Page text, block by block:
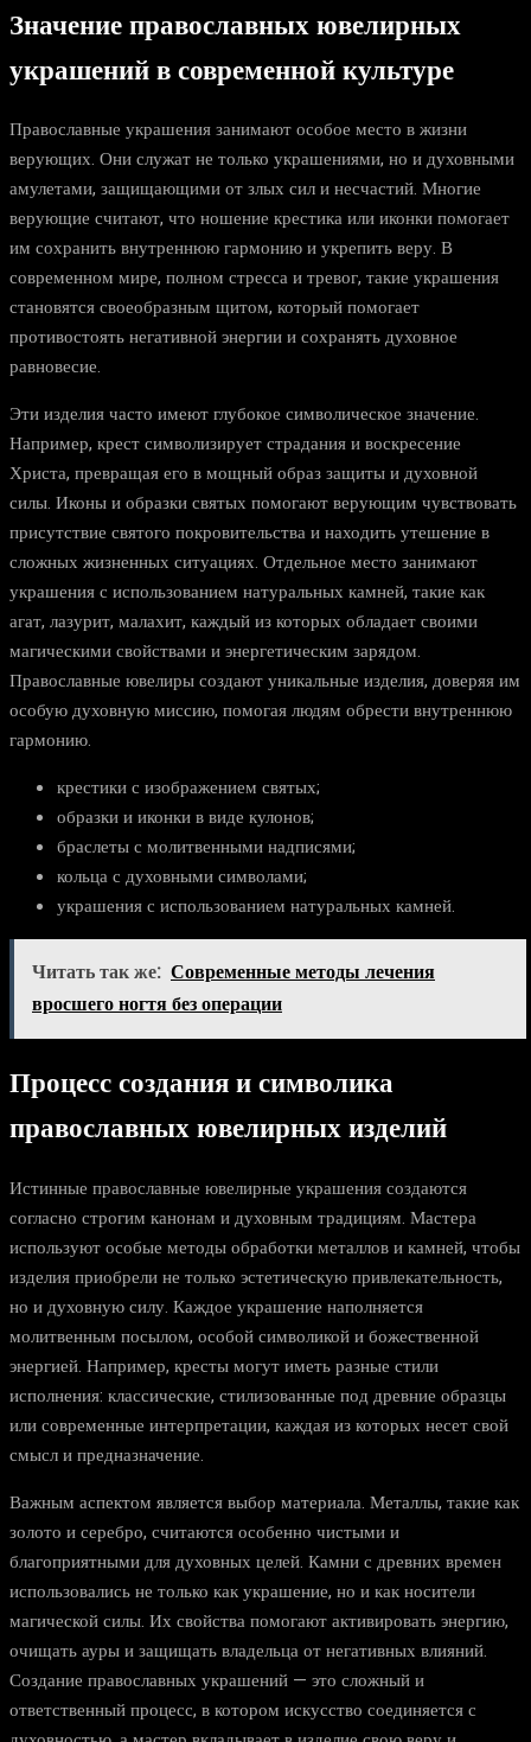
Значение православных ювелирных
украшений в современной культуре
Православные украшения занимают особое место в жизни
верующих. Они служат не только украшениями, но и духовными
амулетами, защищающими от злых сил и несчастий. Многие
верующие считают, что ношение крестика или иконки помогает
им сохранить внутреннюю гармонию и укрепить веру. В
современном мире, полном стресса и тревог, такие украшения
становятся своеобразным щитом, который помогает
противостоять негативной энергии и сохранять духовное
равновесие.
Эти изделия часто имеют глубокое символическое значение.
Например, крест символизирует страдания и воскресение
Христа, превращая его в мощный образ защиты и духовной
силы. Иконы и образки святых помогают верующим чувствовать
присутствие святого покровительства и находить утешение в
сложных жизненных ситуациях. Отдельное место занимают
украшения с использованием натуральных камней, такие как
агат, лазурит, малахит, каждый из которых обладает своими
магическими свойствами и энергетическим зарядом.
Православные ювелиры создают уникальные изделия, доверяя им
особую духовную миссию, помогая людям обрести внутреннюю
гармонию.
крестики с изображением святых;
образки и иконки в виде кулонов;
браслеты с молитвенными надписями;
кольца с духовными символами;
украшения с использованием натуральных камней.
Читать так же: Современные методы лечения
вросшего ногтя без операции
Процесс создания и символика
православных ювелирных изделий
Истинные православные ювелирные украшения создаются
согласно строгим канонам и духовным традициям. Мастера
используют особые методы обработки металлов и камней, чтобы
изделия приобрели не только эстетическую привлекательность,
но и духовную силу. Каждое украшение наполняется
молитвенным посылом, особой символикой и божественной
энергией. Например, кресты могут иметь разные стили
исполнения: классические, стилизованные под древние образцы
или современные интерпретации, каждая из которых несет свой
смысл и предназначение.
Важным аспектом является выбор материала. Металлы, такие как
золото и серебро, считаются особенно чистыми и
благоприятными для духовных целей. Камни с древних времен
использовались не только как украшение, но и как носители
магической силы. Их свойства помогают активировать энергию,
очищать ауры и защищать владельца от негативных влияний.
Создание православных украшений — это сложный и
ответственный процесс, в котором искусство соединяется с